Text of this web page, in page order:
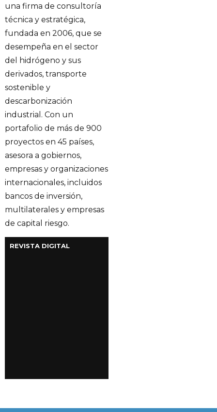
una firma de consultoría
técnica y estratégica,
fundada en 2006, que se
desempeña en el sector
del hidrógeno y sus
derivados, transporte
sostenible y
descarbonización
industrial. Con un
portafolio de más de 900
proyectos en 45 países,
asesora a gobiernos,
empresas y organizaciones
internacionales, incluidos
bancos de inversión,
multilaterales y empresas
de capital riesgo.
REVISTA DIGITAL